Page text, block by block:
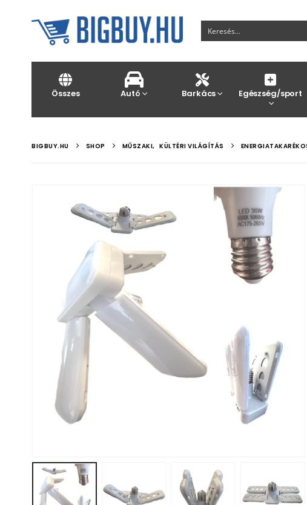
Összes Autó Barkács Egészség/sport
BIGBUY.HU SHOP MŰSZAKI, KÜLTÉRI VILÁGÍTÁS